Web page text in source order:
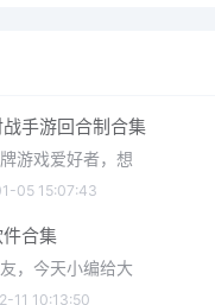
手游回合制合集
游戏爱好者，想
05 15:07:43
合集
，今天小编给大
11 10:13:50